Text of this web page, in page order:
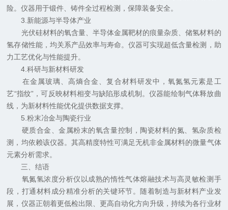
险。仪器用于锻件、铸件全过程检测，保障装备安全。
3.新能源与半导体产业
光伏硅材料的氧含量、半导体金属靶材的痕量杂质、储氢材料的
氢存储性能，均关系产品效率与寿命。仪器可实现超低含量检测，助
力工艺优化与性能提升。
4.科研与新材料研发
在金属玻璃、高熵合金、复合材料研发中，氧氮氢元素是工
艺“指纹”，可反映材料相变与缺陷形成机制。仪器能绘制气体释放曲
线，为新材料性能优化提供数据支撑。
5.粉末冶金与陶瓷行业
硬质合金、金属粉末的氧含量控制，陶瓷材料的氮、氢杂质检
测，均依赖该仪器。其高精度特性可满足无机非金属材料的微量气体
元素分析需求。
三、结语
氧氮氢浓度分析仪以成熟的惰性气体熔融技术与高灵敏检测手
段，打通材料成分精准分析的关键环节。随着制造与新材料产业发
展，仪器正朝着更低检出限、更高自动化方向升级，持续为各行业材